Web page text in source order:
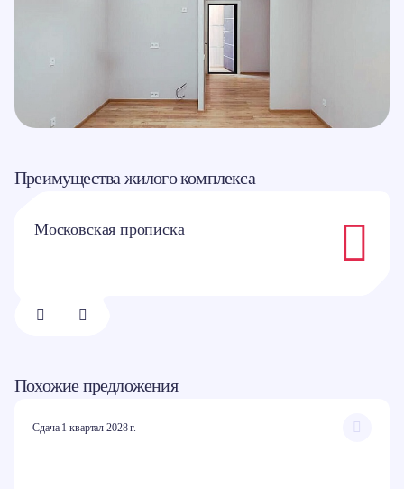
Преимущества жилого комплекса
Московская прописка
Похожие предложения
Сдача 1 квартал 2028 г.